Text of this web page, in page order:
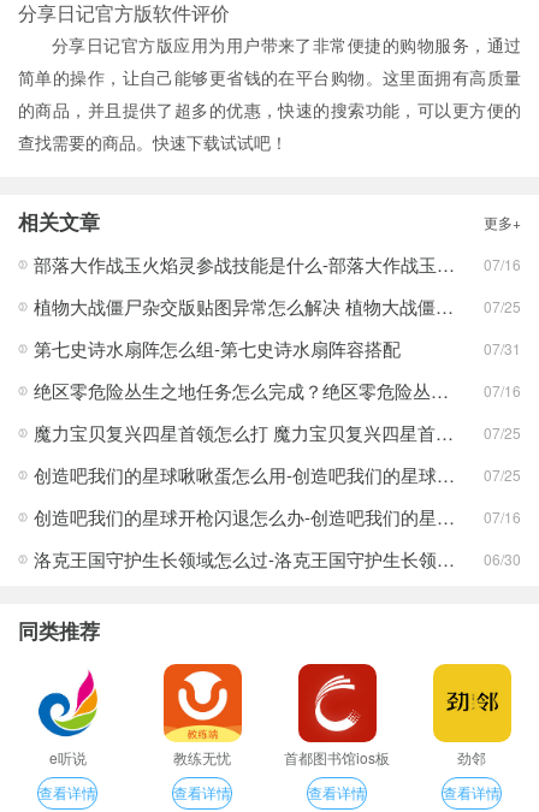
分享日记官方版软件评价
分享日记官方版应用为用户带来了非常便捷的购物服务，通过
简单的操作，让自己能够更省钱的在平台购物。这里面拥有高质量
的商品，并且提供了超多的优惠，快速的搜索功能，可以更方便的
查找需要的商品。快速下载试试吧！
相关文章 更多+
部落大作战玉火焰灵参战技能是什么-部落大作战玉火焰灵参战技能合集 07/16
植物大战僵尸杂交版贴图异常怎么解决 植物大战僵尸杂交版贴图异常教程 07/25
第七史诗水扇阵怎么组-第七史诗水扇阵容搭配 07/31
绝区零危险丛生之地任务怎么完成？绝区零危险丛生之地任务完成攻略 07/16
魔力宝贝复兴四星首领怎么打 魔力宝贝复兴四星首领打法合集 07/25
创造吧我们的星球啾啾蛋怎么用-创造吧我们的星球啾啾蛋使用攻略 07/25
创造吧我们的星球开枪闪退怎么办-创造吧我们的星球开枪闪退合集 07/16
洛克王国守护生长领域怎么过-洛克王国守护生长领域通关攻略 06/30
同类推荐
e听说
查看详情
教练无忧
查看详情
首都图书馆ios板
查看详情
劲邻
查看详情